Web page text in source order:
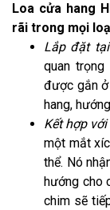
Loa cửa hang
rãi trong mọi
Lắp đặt
quan
được gắn
hang,
Kết hợp
một mắt
thể. Nó
hướng cho
chim sẽ